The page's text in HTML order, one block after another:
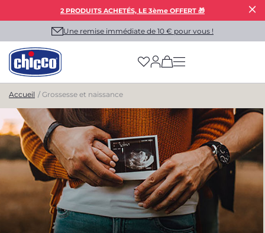
2 PRODUITS ACHETÉS, LE 3ème OFFERT 🎁
Une remise immédiate de 10 € pour vous !
(has more options
Accueil Grossesse et naissance